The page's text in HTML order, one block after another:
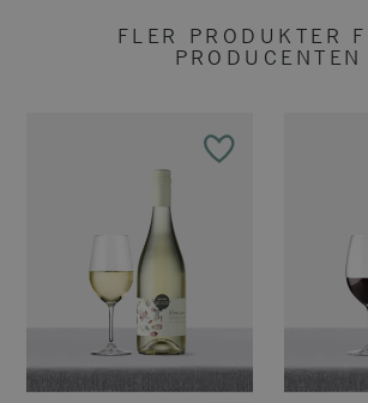
FLER PRODUKTER
PRODUCENTEN